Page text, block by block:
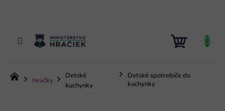
KOŠÍK
DomovHračky
Detské
kuchynky
Detské spotrebiče do
kuchynky